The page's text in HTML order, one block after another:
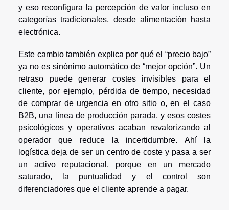
y eso reconfigura la percepción de valor incluso en
categorías tradicionales, desde alimentación hasta
electrónica.
Este cambio también explica por qué el “precio bajo”
ya no es sinónimo automático de “mejor opción”. Un
retraso puede generar costes invisibles para el
cliente, por ejemplo, pérdida de tiempo, necesidad
de comprar de urgencia en otro sitio o, en el caso
B2B, una línea de producción parada, y esos costes
psicológicos y operativos acaban revalorizando al
operador que reduce la incertidumbre. Ahí la
logística deja de ser un centro de coste y pasa a ser
un activo reputacional, porque en un mercado
saturado, la puntualidad y el control son
diferenciadores que el cliente aprende a pagar.